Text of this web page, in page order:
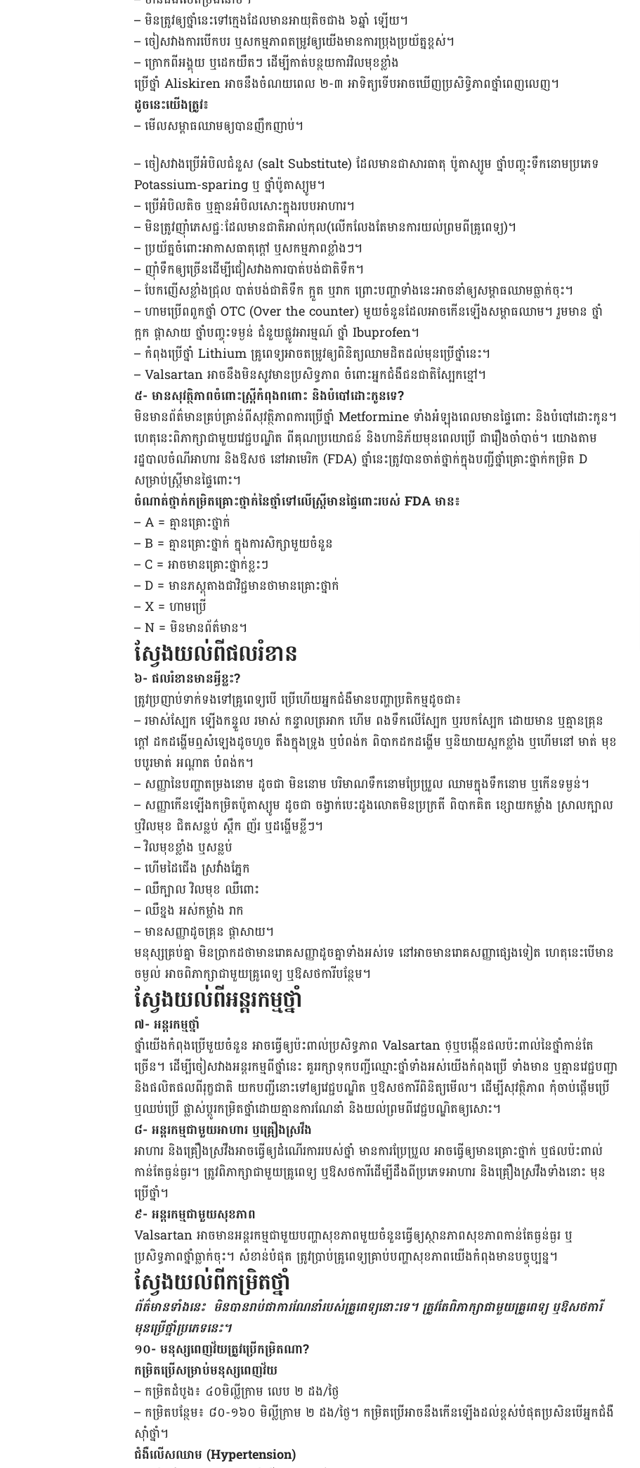
– មិន​ត្រូវ​ឲ្យថ្នាំនេះទៅ​ក្មេង​ដែលមាន​អាយុតិច​ជាង​ ៦​ឆ្នាំ ឡើយ។
– ចៀស​វាង​ការ​បើកបរ ឬ​សកម្មភាព​តម្រូវ​ឲ្យយើងមាន​ការ​ប្រុង​ប្រយ័ត្នខ្ពស់។
– ក្រោក​ពី​អង្គុយ ឬ​ដេក​យឺតៗ ដើម្បី​កាត់បន្ថយ​ការ​វិលមុខ​ខ្លាំង
ប្រើថ្នាំ Aliskiren អាចនឹង​ចំណយពេល ២-៣ អាទិត្យ​ទើបអាចឃើញ​ប្រសិទ្ធិភាព​ថ្នាំ​ពេញលេញ។
ដូចនេះយើងត្រូវ៖
– មើល​សម្ពាធ​ឈាមឲ្យ​បាន​ញឹកញាប់។
– ចៀស​វាង​ប្រើអំបិល​ជំនួស (salt Substitute) ដែលមាន​ជាសារធាតុ​ ប៉ូតាស្យូម ថ្នាំ​បញ្ចុះ​ទឹកនោម​ប្រភេទ
Potassium-sparing ឬ ថ្នាំ​ប៉ូតាស្យូម។
– ប្រើអំបិល​តិច​ ឬ​គ្មាន​អំបិល​សោះក្នុង​របប​អាហារ​។
–មិន​ត្រូវ​ញ៉ាំភេសជ្ជៈ​ដែល​មាន​ជាតិ​អាល់កុល​(លើកលែង​តែ​មាន​ការ​យល់ព្រម​ពី​គ្រូពេទ្យ)។
–ប្រយ័ត្ន​ចំពោះ​អាកាសធាតុ​ក្ដៅ ឬសកម្មភាព​ខ្លាំងៗ។
– ញ៉ាំទឹក​ឲ្យ​ច្រើន​ដើម្បី​ជៀសវាង​ការ​បាត់បង់ជាតិ​ទឹក។
–បែកញើសខ្លាំងជ្រុល បាត់បង់​ជាតិ​ទឹក ក្អួត ឬរាក ព្រោះ​បញ្ហា​ទាំង​នេះ​អាចនាំឲ្យ​សម្ពាធ​ឈាម​ធ្លាក់​ចុះ។
–ហាម​ប្រើ​ពពួកថ្នាំ OTC (Over the counter) មួយ​ចំនួន​ដែល​អាច​​កើន​ឡើង​សម្ពាធ​ឈាម។ ​រួមមាន ថ្នាំ
ក្អក ផ្តាសាយ ថ្នាំបញ្ចុះទម្ងន់ ជំនួយផ្លូវអារម្មណ៍ ថ្នាំ​ Ibuprofen។
– កំពុង​ប្រើថ្នាំ Lithium គ្រូពេទ្យ​អាចតម្រូវ​ឲ្យ​ពិនិត្យ​ឈាម​ដិត​ដល់​មុន​ប្រើថ្នាំ​នេះ​។
– Valsartan អាច​នឹង​មិន​សូវមាន​ប្រសិទ្ធភាព ចំពោះអ្នក​ជំងឺ​ជនជាតិ​ស្បែកខ្មៅ។
៥- មាន​សុវត្ថិភាព​ចំពោះ​ស្រ្តី​កំពុង​ពពោះ និង​បំបៅ​ដោះ​កូន​​ទេ?
មិន​មាន​ព័ត៌មាន​គ្រប់គ្រាន់​ពី​សុវត្ថិភាព​ការ​ប្រើ​ថ្នាំ Metformine ទាំង​អំឡុង​ពេល​មាន​ផ្ទៃពោះ​ និង​បំបៅ​ដោះ​កូន។
ហេតុនេះ​ពិភាក្សា​ជាមួយ​វេជ្ជបណ្ឌិត ពី​គុណ​ប្រយោជន៍​ និង​ហានិភ័យ​មុន​ពេល​ប្រើ​ ជា​រឿង​ចាំបាច់។ យោង​តាម​
រដ្ឋបាល​ចំណី​អាហារ និង​ឱសថ​ នៅ​អាមេរិក (FDA) ថ្នាំ​នេះ​ត្រូវ​បាន​ចាត់​ថ្នាក់​ក្នុង​បញ្ជី​ថ្នាំ​គ្រោះថ្នាក់​កម្រិត D
សម្រាប់​ស្ត្រី​មាន​ផ្ទៃ​ពោះ។
ចំណាត់​ថ្នាក់​កម្រិត​គ្រោះថ្នាក់​នៃ​ថ្នាំ​ទៅ​លើ​ស្ត្រី​មាន​ផ្ទៃពោះ​របស់ FDA មាន​៖
– A = គ្មាន​គ្រោះថ្នាក់
– B = គ្មាន​គ្រោះថ្នាក់ ក្នុង​ការ​សិក្សា​មួយ​ចំនួន
– C = អាច​មាន​គ្រោះថ្នាក់​ខ្លះៗ
– D = មាន​ភស្តុតាងជា​វិជ្ជមាន​ថា​មាន​គ្រោះថ្នាក់
– X = ហាម​ប្រើ
– N = មិន​មាន​ព័ត៌មាន។
ស្វែងយល់ពីផលរំខាន
៦- ផលរំខានមានអី្វខ្លះ?
ត្រូវ​ប្រញាប់​ទាក់​ទង​ទៅ​គ្រូពេទ្យ​បើ​ ប្រើហើយអ្នកជំងឺ​​មាន​បញ្ហា​ប្រតិកម្ម​ដូច​ជា៖
– រមាស់​ស្បែក ឡើងកន្ទួល រមាស់ ​កន្ទាលត្រអាក ហើម ពងទឹកលើស្បែក ឬរបក​ស្បែក ដោយមាន​ ឬគ្មានគ្រុន
ក្ដៅ ដកដង្ហើម​ឮ​សំឡេង​ដូច​ហួច តឹងក្នុងទ្រូង ឬបំពង់ក ពិបាក​ដក​ដង្ហើម ឬនិយាយស្អកខ្លាំង ឬហើម​នៅ មាត់ មុខ
បបូរមាត់ អណ្ដាត​ បំពង់ក។
– សញ្ញា​នៃ​បញ្ហា​តម្រងនោម​ ដូច​ជា មិន​នោម បរិមាណ​ទឹកនោម​ប្រែប្រួល ឈាមក្នុង​ទឹកនោម ឬកើនទម្ងន់។
– សញ្ញា​កើន​ឡើង​កម្រិត​ប៉ូតាស្យូម ដូចជា ចង្វាក់បេះដូង​លោតមិនប្រក្រតី ពិបាក​​គិត ​ខ្សោយកម្លាំង ស្រាលក្បាល
ឬវិលមុខ ជិត​សន្លប់ ស្ពឹក ញ័រ ឬដង្ហើមខ្លីៗ។
– វិល​មុខ​ខ្លាំង ឬសន្លប់
– ហើម​ដៃជើង ស្រវាំងភ្នែក
– ឈឺក្បាល វិលមុខ ឈឺពោះ
– ឈឺខ្នង អស់កម្លាំង រាក
– មាន​សញ្ញា​ដូច​គ្រុន ផ្ដាសាយ។
មនុស្សគ្រប់គ្នា មិនប្រាកដថាមានរោគសញ្ញាដូចគ្នាទាំងអស់ទេ នៅអាចមានរោគសញ្ញាផ្សេងទៀត ហេតុនេះបើមាន
ចម្ងល់ អាចពិភាក្សាជាមួយគ្រូពេទ្យ ឬឱសថការីបន្ថែម។
ស្វែងយល់ពីអន្តរកម្មថ្នាំ
៧- ​អន្តរកម្ម​​​ថ្នាំ
ថ្នាំ​យើង​កំពុង​ប្រើ​មួយ​ចំនួន ​អាច​ធ្វើឲ្យ​ប៉ះ​ពាល់​​ប្រសិទ្ធ​ភាព Valsartan ថ្ឬ​​​បង្កើន​ផល​ប៉ះ​ពាល់​នៃ​ថ្នាំ​កាន់​តែ​
ច្រើន។ ដើម្បី​ចៀស​វាង​អន្តរកម្ម​ពី​ថ្នាំ​នេះ ​គួរ​រក្សា​ទុក​បញ្ជី​ឈ្មោះ​ថ្នាំ​ទាំងអស់​យើង​កំពុង​ប្រើ ទាំង​មាន ឬ​គ្មាន​វេជ្ជបញ្ជា​
និង​ផលិតផល​ពី​រុក្ខជាតិ យក​បញ្ជី​នោះ​ទៅ​ឲ្យ​វេជ្ជបណ្ឌិត​ ឬ​ឱសថការី​ពិនិត្យ​មើល។ ដើម្បី​សុវត្ថិភាព កុំ​ចាប់ផ្ដើម​ប្រើ​
ឬ​ឈប់​ប្រើ ផ្លាស់​ប្ដូរ​កម្រិត​ថ្នាំ​ដោយ​គ្មាន​ការ​ណែនាំ​ និង​យល់​ព្រម​ពី​វេជ្ជបណ្ឌិត​ឲ្យ​សោះ។
៨- ​អន្តរកម្ម​ជាមួយ​អាហារ ​ឬ​គ្រឿង​ស្រវឹង
អាហារ ​និង​គ្រឿង​ស្រវឹង​អាច​ធ្វើ​ឲ្យ​ដំណើរ​ការ​របស់​ថ្នាំ មាន​ការ​ប្រែប្រួល អាច​ធ្វើ​ឲ្យ​មាន​​គ្រោះ​ថ្នាក់​ ឬ​ផល​ប៉ះ​ពាល់​
កាន់​តែ​​ធ្ងន់ធ្ងរ។ ត្រូវ​ពិភាក្សា​ជាមួយ​គ្រូពេទ្យ ឬ​ឱសថការី​ដើម្បី​ដឹង​ពី​ប្រភេទ​អាហារ និង​គ្រឿង​ស្រវឹង​ទាំង​នោះ មុន​​​​​​​
ប្រើ​​ថ្នាំ។
៩- ​អន្តរ​កម្ម​ជាមួយ​សុខភាព
Valsartan អាច​មាន​អន្តរកម្ម​ជាមួយ​​​បញ្ហា​សុខ​ភាពមួយ​ចំនួនធ្វើ​ឲ្យ​ស្ថាន​ភាព​សុខ​ភាព​កាន់​តែ​ធ្ងន់ធ្ង​រ ឬ​
ប្រសិទ្ធភាព​ថ្នាំ​ធ្លាក់​ចុះ។ សំខាន់​បំផុត ​ត្រូវ​ប្រាប់​គ្រូពេទ្យ​គ្រាប់​បញ្ហា​សុខ​ភាព​យើង​កំពុង​មាន​បច្ចុប្បន្ន​។
ស្វែងយល់ពីកម្រិតថ្នាំ
ព័ត៌មាន​ទាំងនេះ ​ មិន​បាន​រាប់​ជា​ការ​ណែ​នាំ​របស់​គ្រូ​ពេទ្យ​នោះ​ទេ។ ​ត្រូវ​តែ​ពិភាក្សា​ជាមួយ​គ្រូពេទ្យ​ ឬ​ឱសថការី ​
មុន​​ប្រើ​​​ថ្នាំ​ប្រភេទ​នេះ។
១០- មនុស្ស​ពេញ​វ័យ​ត្រូវ​ប្រើ​​កម្រិត​ណា?
កម្រិត​ប្រើ​សម្រាប់​មនុស្ស​ពេញ​វ័យ
– កម្រិត​ដំបូង៖ ៤០មិល្លីក្រាម លេប ​២ ​ដង/ថ្ងៃ
– កម្រិត​បន្ថែម៖ ៨០-១៦០ មិល្លីក្រាម ​២ ​ដង/ថ្ងៃ។ កម្រិត​ប្រើ​អាច​នឹង​កើន​ឡើង​ដល់​​ខ្ពស់​បំផុត​ប្រសិន​បើ​អ្នក​ជំងឺ​
ស៊ាំ​ថ្នាំ។
ជំងឺ​លើស​ឈាម (Hypertension)